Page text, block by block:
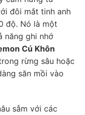
đôi mắt tinh anh
độ. Nó là một
năng ghi nhớ
Cú Khôn
rừng sâu hoặc
săn mồi vào
sẫm với các